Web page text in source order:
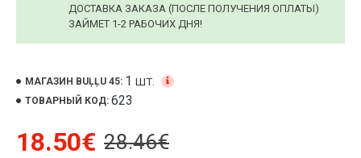
ДОСТАВКА ЗАКАЗА (ПОСЛЕ ПОЛУЧЕНИЯ ОПЛАТЫ)
ЗАЙМЕТ 1-2 РАБОЧИХ ДНЯ!
МАГАЗИН BUĻĻU 45: 1 ШТ.
ТОВАРНЫЙ КОД: 623
18.50€ 28.46€